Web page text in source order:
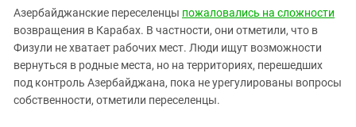
Азербайджанские переселенцы пожаловались на сложности
возвращения в Карабах. В частности, они отметили, что в
Физули не хватает рабочих мест. Люди ищут возможности
вернуться в родные места, но на территориях, перешедших
под контроль Азербайджана, пока не урегулированы вопросы
собственности, отметили переселенцы.